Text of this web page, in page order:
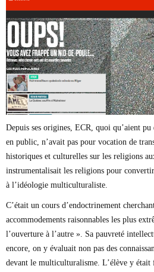
Richard Martineau
Réjean Parent
Steve E. Fortin
Sophie Durocher
Thomas Mulcair
Véronyque Tremblay
Depuis ses origines, ECR, quoi qu’aient pu
en public, n’avait pas pour vocation de
historiques et culturelles sur les religions
instrumentalisait les religions pour
à l’idéologie multiculturaliste.
C’était un cours d’endoctrinement
accommodements raisonnables les plus
l’ouverture à l’autre ». Sa pauvreté
encore, on y évaluait non pas des
devant le multiculturalisme. L’élève y